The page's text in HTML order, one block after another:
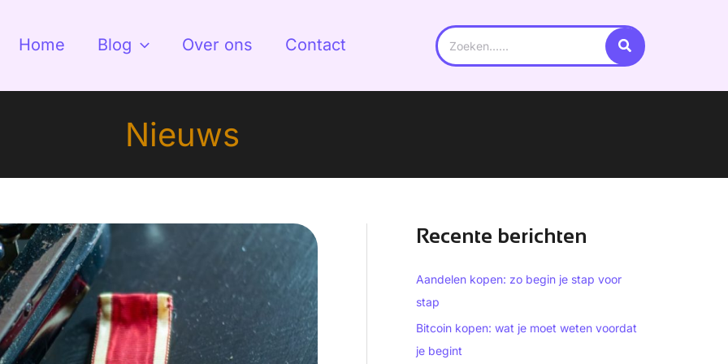
Home Blog Over ons Contact
Search
for:
Nieuws
Recente berichten
Aandelen kopen: zo begin je stap voor
stap
Bitcoin kopen: wat je moet weten voordat
je begint